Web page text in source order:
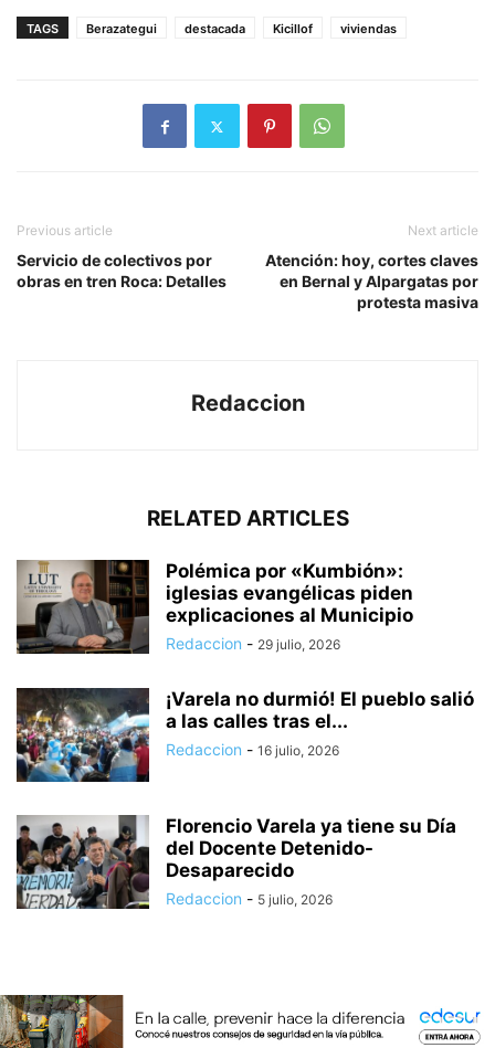
TAGS Berazategui destacada Kicillof viviendas
Previous article
Servicio de colectivos por
obras en tren Roca: Detalles
Next article
Atención: hoy, cortes claves
en Bernal y Alpargatas por
protesta masiva
Redaccion
RELATED ARTICLES
Polémica por «Kumbión»:
iglesias evangélicas piden
explicaciones al Municipio
Redaccion - 29 julio, 2026
¡Varela no durmió! El pueblo salió
a las calles tras el...
Redaccion - 16 julio, 2026
Florencio Varela ya tiene su Día
del Docente Detenido-
Desaparecido
Redaccion - 5 julio, 2026